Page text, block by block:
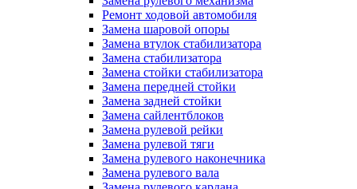
Ремонт ходовой автомобиля
Замена шаровой опоры
Замена втулок стабилизатора
Замена стабилизатора
Замена стойки стабилизатора
Замена передней стойки
Замена задней стойки
Замена сайлентблоков
Замена рулевой рейки
Замена рулевой тяги
Замена рулевого наконечника
Замена рулевого вала